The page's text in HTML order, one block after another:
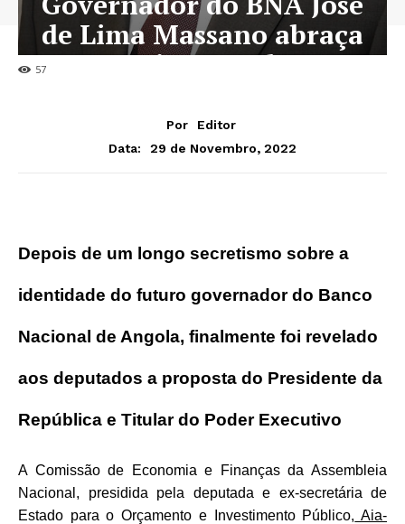
57
de Lima Massano abraça
terceiro mandato
Por
Editor
Data:
29 de Novembro, 2022
Depois de um longo secretismo sobre a
identidade do futuro governador do Banco
Nacional de Angola, finalmente foi revelado
aos deputados a proposta do Presidente da
República e Titular do Poder Executivo
A Comissão de Economia e Finanças da Assembleia
Nacional, presidida pela deputada e ex-secretária de
Estado para o Orçamento e Investimento Público, Aia-